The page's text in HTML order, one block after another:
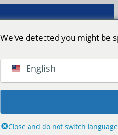
We've detected you might be
English
Close and do not switch language